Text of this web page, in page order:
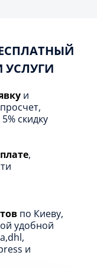
УСЛУГИ
и
скидку
,
по Киеву,
удобной
и